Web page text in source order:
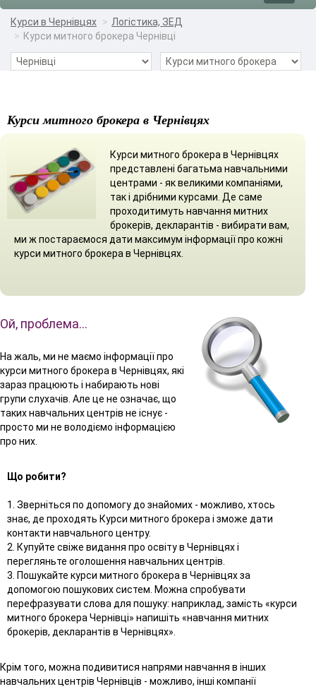
Курси в Чернівцях
Логістика, ЗЕД
Курси митного брокера Чернівці
Курси митного брокера в Чернівцях
Курси митного брокера в Чернівцях
представлені багатьма навчальними
центрами - як великими компаніями,
так і дрібними курсами. Де саме
проходитимуть навчання митних
брокерів, декларантів - вибирати вам,
ми ж постараємося дати максимум інформації про кожні
курси митного брокера в Чернівцях.
Ой, проблема…
На жаль, ми не маємо інформації про
курси митного брокера в Чернівцях, які
зараз працюють і набирають нові
групи слухачів. Але це не означає, що
таких навчальних центрів не існує -
просто ми не володіємо інформацією
про них.
Що робити?
1. Зверніться по допомогу до знайомих - можливо, хтось
знає, де проходять Курси митного брокера і зможе дати
контакти навчального центру.
2. Купуйте свіже видання про освіту в Чернівцях і
перегляньте оголошення навчальних центрів.
3. Пошукайте курси митного брокера в Чернівцях за
допомогою пошукових систем. Можна спробувати
перефразувати слова для пошуку: наприклад, замість «курси
митного брокера Чернівці» напишіть «навчання митних
брокерів, декларантів в Чернівцях».
Крім того, можна подивитися напрями навчання в інших
навчальних центрів Чернівців - можливо, інші компанії